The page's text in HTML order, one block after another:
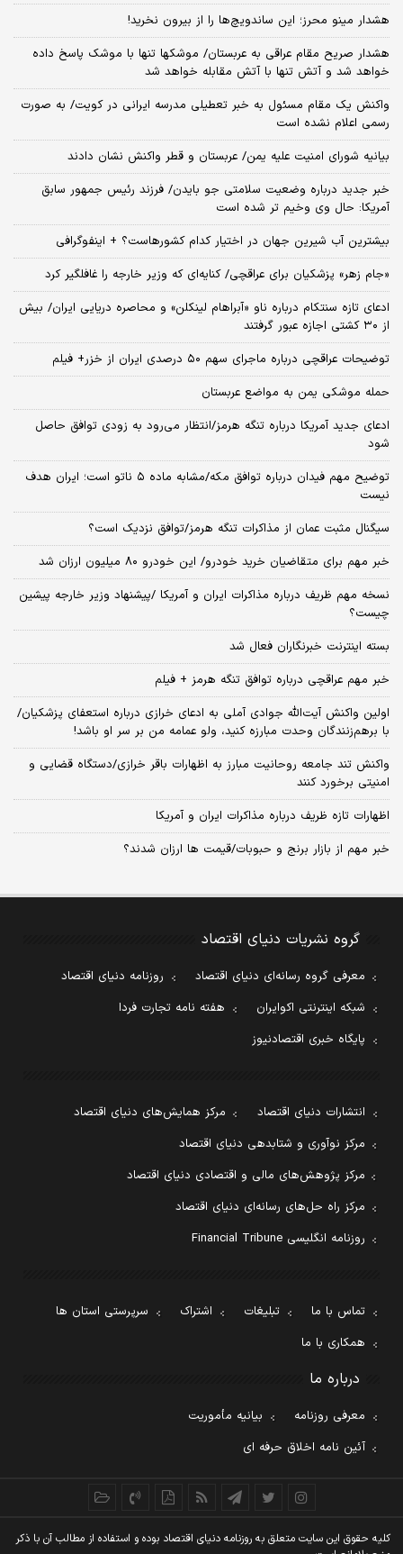
هشدار مینو محرز؛ این ساندویچ‌ها را از بیرون نخرید!
هشدار صریح مقام عراقی به عربستان/ موشکها تنها با موشک پاسخ داده
خواهد شد و آتش تنها با آتش مقابله خواهد شد
واکنش یک مقام مسئول به خبر تعطیلی مدرسه ایرانی در کویت/ به صورت
رسمی اعلام نشده است
بیانیه شورای امنیت علیه یمن/ عربستان و قطر واکنش نشان دادند
خبر جدید درباره وضعیت سلامتی جو بایدن/ فرزند رئیس جمهور سابق
آمریکا: حال وی وخیم تر شده است
بیشترین آب شیرین جهان در اختیار کدام کشورهاست؟ + اینفوگرافی
«جام زهر» پزشکیان برای عراقچی/ کنایه‌ای که وزیر خارجه را غافلگیر کرد
ادعای تازه سنتکام درباره ناو «آبراهام لینکلن» و محاصره دریایی ایران/ بیش
از ۳۰ کشتی اجازه عبور گرفتند
توضیحات عراقچی درباره ماجرای سهم ۵۰ درصدی ایران از خزر+ فیلم
حمله موشکی یمن به مواضع عربستان
ادعای جدید آمریکا درباره تنگه هرمز/انتظار می‌رود به زودی توافق حاصل
شود
توضیح مهم فیدان درباره توافق مکه/مشابه ماده ۵ ناتو است؛ ایران هدف
نیست
سیگنال‌ مثبت عمان از مذاکرات تنگه هرمز/توافق نزدیک است؟
خبر مهم برای متقاضیان خرید خودرو/ این خودرو ۸۰ میلیون ارزان شد
نسخه‌ مهم ظریف درباره مذاکرات ایران و آمریکا /پیشنهاد وزیر خارجه پیشین
چیست؟
بسته اینترنت خبرنگاران فعال شد
خبر مهم عراقچی درباره توافق تنگه هرمز + فیلم
اولین واکنش آیت‌الله جوادی آملی به ادعای خرازی درباره استعفای پزشکیان/
با برهم‌زنندگان وحدت مبارزه کنید، ولو عمامه من بر سر او باشد!
واکنش تند جامعه روحانیت مبارز به اظهارات باقر خرازی/دستگاه قضایی و
امنیتی برخورد کنند
اظهارات تازه ظریف درباره مذاکرات ایران و آمریکا
خبر مهم از بازار برنج و حبوبات/قیمت ها ارزان شدند؟
گروه نشریات دنیای اقتصاد
معرفی گروه رسانه‌ای دنیای اقتصاد
روزنامه دنیای اقتصاد
شبکه اینترنتی اکوایران
هفته نامه تجارت فردا
پایگاه خبری اقتصادنیوز
انتشارات دنیای اقتصاد
مرکز همایش‌های دنیای اقتصاد
مرکز نوآوری و شتابدهی دنیای اقتصاد
مرکز پژوهش‌های مالی و اقتصادی دنیای اقتصاد
مرکز راه حل‌های رسانه‌ای دنیای اقتصاد
روزنامه انگلیسی Financial Tribune
تماس با ما تبلیغات اشتراک
سرپرستی استان ها
همکاری با ما
درباره ما
معرفی روزنامه
بیانیه مأموریت
آئین نامه اخلاق حرفه ای
کليه حقوق اين سايت متعلق به روزنامه دنيای اقتصاد بوده و استفاده از مطالب آن با ذکر